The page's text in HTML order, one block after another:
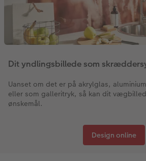
Dit yndlingsbillede som
Uanset om det er på akrylglas,
eller som galleritryk, så kan dit
ønskemål.
Design online